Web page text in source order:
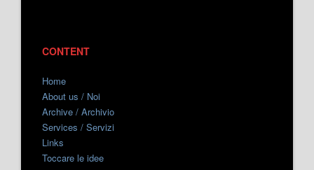
CONTENT
Home
About us / Noi
Archive / Archivio
Services / Servizi
Links
Toccare le idee